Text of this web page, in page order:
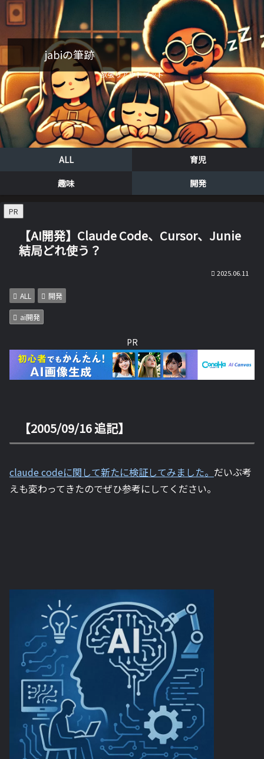
欲張りアウトプット
jabiの筆跡
ALL
育児
趣味
開発
PR
【AI開発】Claude Code、Cursor、Junie
結局どれ使う？
2025.06.11
ALL 開発
ai開発
PR
【2005/09/16 追記】
claude codeに関して新たに検証してみました。 だいぶ考
えも変わってきたのでぜひ参考にしてください。